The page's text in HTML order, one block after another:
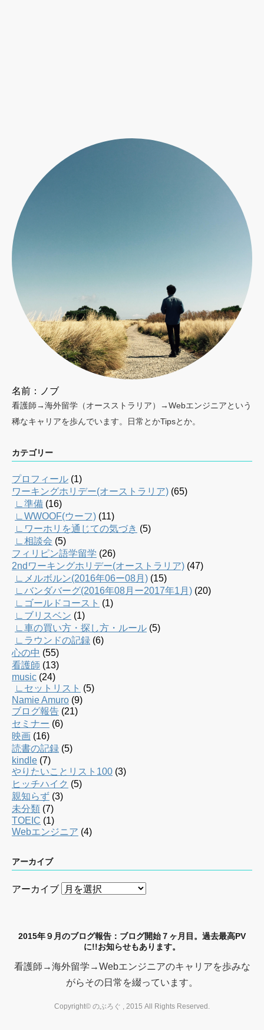
名前：ノブ
看護師→海外留学（オースストラリア）→Webエンジニアという
稀なキャリアを歩んでいます。日常とかTipsとか。
カテゴリー
プロフィール (1)
ワーキングホリデー(オーストラリア) (65)
∟準備 (16)
∟WWOOF(ウーフ) (11)
∟ワーホリを通じての気づき (5)
∟相談会 (5)
フィリピン語学留学 (26)
2ndワーキングホリデー(オーストラリア) (47)
∟メルボルン(2016年06ー08月) (15)
∟バンダバーグ(2016年08月ー2017年1月) (20)
∟ゴールドコースト (1)
∟ブリスベン (1)
∟車の買い方・探し方・ルール (5)
∟ラウンドの記録 (6)
心の中 (55)
看護師 (13)
music (24)
∟セットリスト (5)
Namie Amuro (9)
ブログ報告 (21)
セミナー (6)
映画 (16)
読書の記録 (5)
kindle (7)
やりたいことリスト100 (3)
ヒッチハイク (5)
親知らず (3)
未分類 (7)
TOEIC (1)
Webエンジニア (4)
アーカイブ
アーカイブ
2015年９月のブログ報告：ブログ開始７ヶ月目。過去最高PV
に!!お知らせもあります。
看護師→海外留学→Webエンジニアのキャリアを歩みな
がらその日常を綴っています。
Copyright© のぶろぐ , 2015 All Rights Reserved.